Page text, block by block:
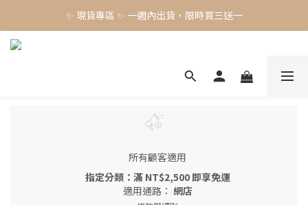
✨ 現貨專區 ✨ 一週內出貨，限時買三送一
✨ 現貨專區 ✨ 一週內出貨，限時買三送一
✨ 現貨專區 ✨ 一週內出貨，限時買三送一
所有顧客適用
指定分類：滿 NT$2,500 即享免運
適用通路： 網店